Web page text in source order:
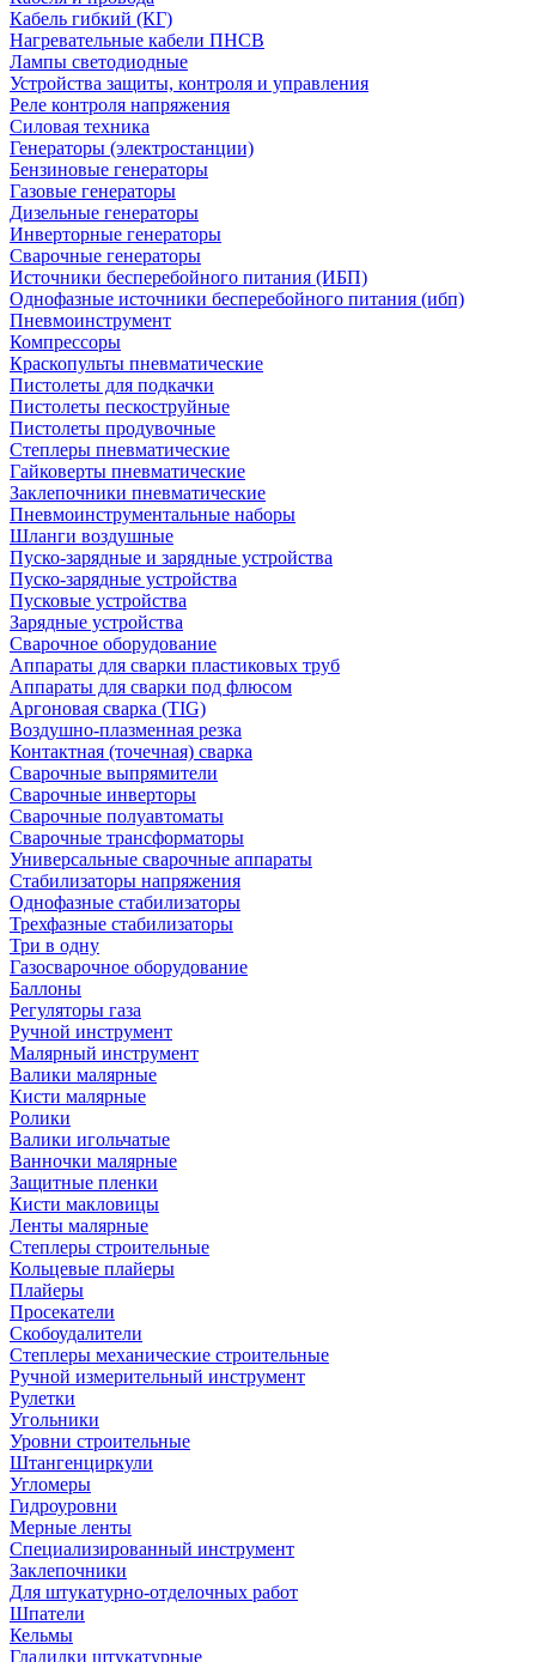
Кабель гибкий (КГ)
Нагревательные кабели ПНСВ
Лампы светодиодные
Устройства защиты, контроля и управления
Реле контроля напряжения
Силовая техника
Генераторы (электростанции)
Бензиновые генераторы
Газовые генераторы
Дизельные генераторы
Инверторные генераторы
Сварочные генераторы
Источники бесперебойного питания (ИБП)
Однофазные источники бесперебойного питания (ибп)
Пневмоинструмент
Компрессоры
Краскопульты пневматические
Пистолеты для подкачки
Пистолеты пескоструйные
Пистолеты продувочные
Степлеры пневматические
Гайковерты пневматические
Заклепочники пневматические
Пневмоинструментальные наборы
Шланги воздушные
Пуско-зарядные и зарядные устройства
Пуско-зарядные устройства
Пусковые устройства
Зарядные устройства
Сварочное оборудование
Аппараты для сварки пластиковых труб
Аппараты для сварки под флюсом
Аргоновая сварка (TIG)
Воздушно-плазменная резка
Контактная (точечная) сварка
Сварочные выпрямители
Сварочные инверторы
Сварочные полуавтоматы
Сварочные трансформаторы
Универсальные сварочные аппараты
Стабилизаторы напряжения
Однофазные стабилизаторы
Трехфазные стабилизаторы
Три в одну
Газосварочное оборудование
Баллоны
Регуляторы газа
Ручной инструмент
Малярный инструмент
Валики малярные
Кисти малярные
Ролики
Валики игольчатые
Ванночки малярные
Защитные пленки
Кисти макловицы
Ленты малярные
Степлеры строительные
Кольцевые плайеры
Плайеры
Просекатели
Скобоудалители
Степлеры механические строительные
Ручной измерительный инструмент
Рулетки
Угольники
Уровни строительные
Штангенциркули
Угломеры
Гидроуровни
Мерные ленты
Специализированный инструмент
Заклепочники
Для штукатурно-отделочных работ
Шпатели
Кельмы
Гладилки штукатурные